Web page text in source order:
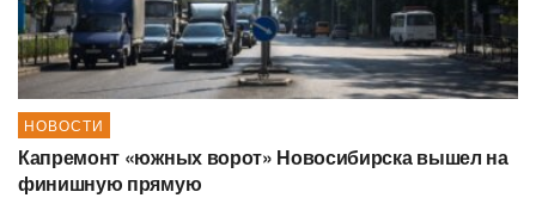
НОВОСТИ
Капремонт «южных ворот» Новосибирска вышел на
финишную прямую